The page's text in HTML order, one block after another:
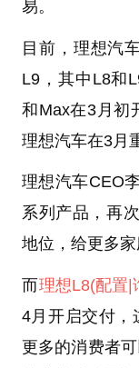
易。
目前，理想汽
L9，其中L8和
和Max在3月初
理想汽车在3月
理想汽车CEO
系列产品，再
地位，给更多家
而理想L8(配置
4月开启交付，
更多的消费者